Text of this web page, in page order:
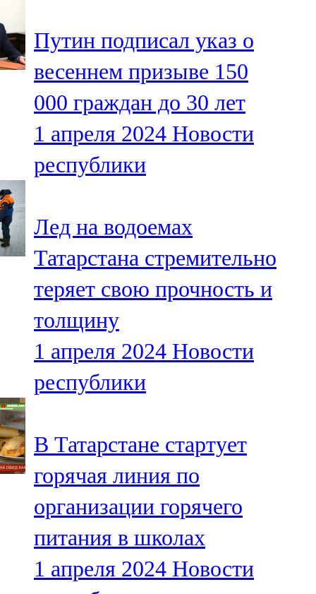
106,1 FM
Түбән Кама
102,6 FM
Чирмешән
107,7 FM
103,0 FM
Чүпрәле
91,0 FM
Шәмәрдән
102,3 FM
Яңа чишмә
Яр Чаллы
105,5 FM
Путин подписал указ о
весеннем призыве 150
000 граждан до 30 лет
1 апреля 2024 Новости
республики
Лед на водоемах
Татарстана стремительно
теряет свою прочность и
толщину
1 апреля 2024 Новости
республики
В Татарстане стартует
горячая линия по
организации горячего
питания в школах
1 апреля 2024 Новости